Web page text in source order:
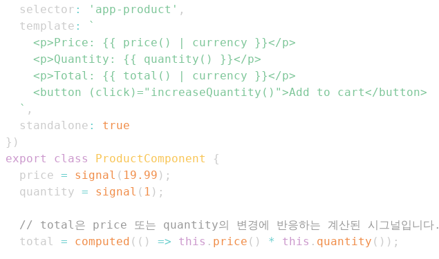
  selector
: 'app-product' ,
  template
:
`
` ,
  standalone
:
true
} )
export
class ProductComponent
{
  price
= signal ( 19.99 ) ;
  quantity
= signal ( 1 ) ;
// total은 price 또는 quantity의 변경에 반응하는 계산된 시그널입니다.
  total
= computed ( ( ) => this . price ( ) * this . quantity ( ) ) ;